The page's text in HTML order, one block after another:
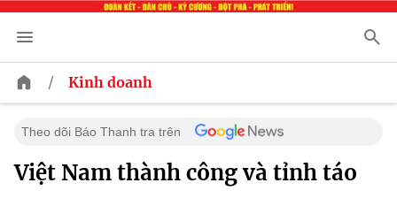
/ Kinh doanh
Theo dõi Báo Thanh tra trên
Việt Nam thành công và tỉnh táo